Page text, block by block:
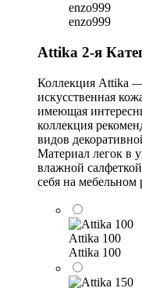
enzo999
enzo999
Attika 2-я
Коллекция Attika —
искусственная
имеющая
коллекция
видов
Материал легок в
влажной
себя на мебельном
Attika 100
Attika 100